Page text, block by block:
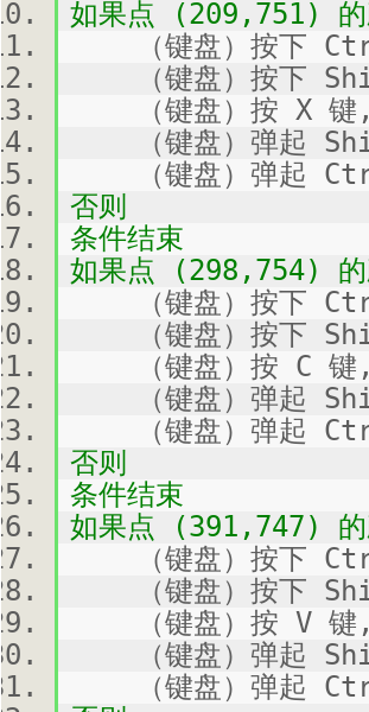
如果点 (209,751) 的
（键盘）按下
（键盘）按下
（键盘）按 X 键
（键盘）弹起
（键盘）弹起
否则
条件结束
如果点 (298,754) 的
（键盘）按下
（键盘）按下
（键盘）按 C 键
（键盘）弹起
（键盘）弹起
否则
条件结束
如果点 (391,747) 的
（键盘）按下
（键盘）按下
（键盘）按 V 键
（键盘）弹起
（键盘）弹起